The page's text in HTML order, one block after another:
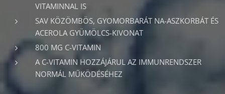
VITAMINNAL IS
SAV KÖZÖMBÖS, GYOMORBARÁT NA-ASZKORBÁT ÉS
ACEROLA GYÜMÖLCS-KIVONAT
800 MG C-VITAMIN
A C-VITAMIN HOZZÁJÁRUL AZ IMMUNRENDSZER
NORMÁL MŰKÖDÉSÉHEZ